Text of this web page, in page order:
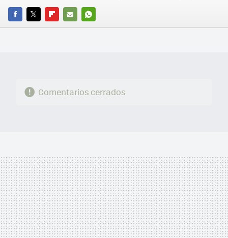
FACEBOOK
TWITTERFLIPBOARD
E-
WHATSAPP
Comentarios cerrados